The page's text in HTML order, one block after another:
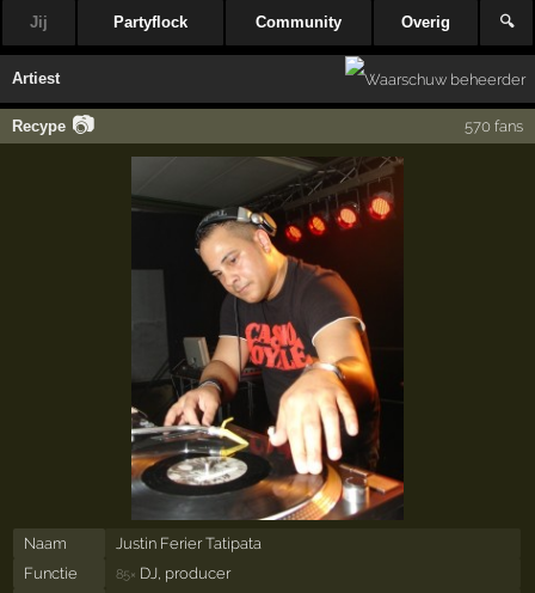
Jij Partyflock Community Overig 🔍
Artiest
Recype 📷 570 fans
Naam
Justin Ferier Tatipata
Functie
85× DJ, producer